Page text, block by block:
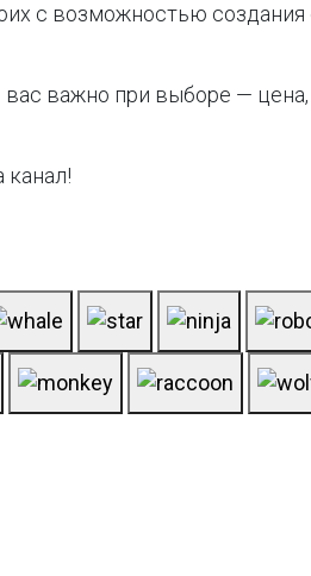
с возможностью
важно при выборе —
канал!